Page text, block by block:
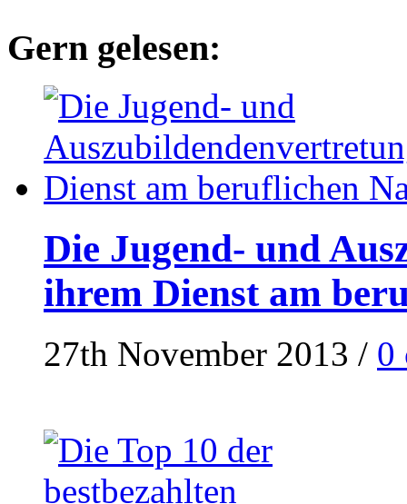
Gern gelesen:
Die Jugend- und
ihrem Dienst am
27th November 2013 / 0